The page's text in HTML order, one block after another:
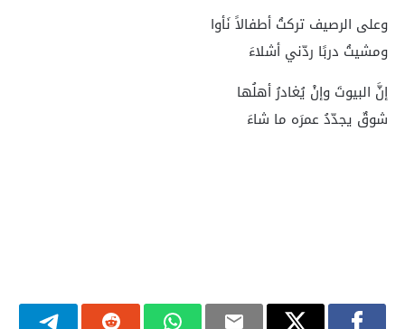
وعلى الرصيف تركتُ أطفالاً نَأوا
ومشيتُ دربًا ردّني أشلاءَ
إنَّ البيوتَ وإنْ يُغادرُ أهلُها
شوقٌ يجدّدُ عمرَه ما شاءَ